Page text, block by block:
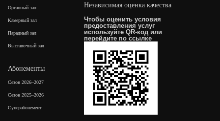
Органный зал
Камерный зал
Парадный зал
Выставочный зал
Абонементы
Сезон 2026–2027
Сезон 2025–2026
Суперабонемент
Независимая оценка качества
Чтобы оценить условия
предоставления услуг
используйте QR-код или
перейдите по ссылке